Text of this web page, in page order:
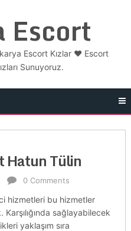
Escort
Escort Kızlar ❤️ Escort
Sunuyoruz.
Hatun Tülin
0 Comments
hizmetleri bu hizmetler
sağlayabilecek
yaklaşım sıra